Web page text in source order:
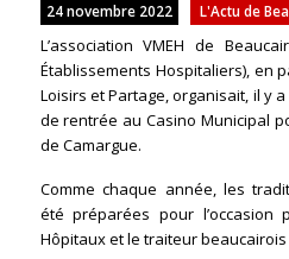
24 novembre 2022 L'Actu de
L’association VMEH de
Établissements Hospitaliers), en
Loisirs et Partage, organisait, il y
de rentrée au Casino Municipal
de Camargue.
Comme chaque année, les
été préparées pour l’occasion
Hôpitaux et le traiteur beaucairois